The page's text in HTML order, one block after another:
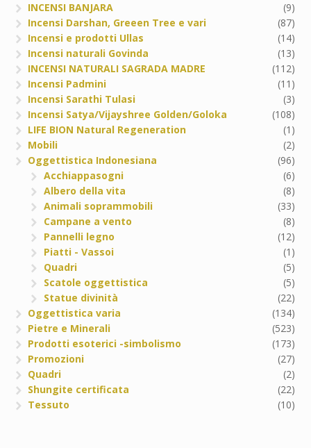
INCENSI BANJARA
(9)
Incensi Darshan, Greeen Tree e vari
(87)
Incensi e prodotti Ullas
(14)
Incensi naturali Govinda
(13)
INCENSI NATURALI SAGRADA MADRE
(112)
Incensi Padmini
(11)
Incensi Sarathi Tulasi
(3)
Incensi Satya/Vijayshree Golden/Goloka
(108)
LIFE BION Natural Regeneration
(1)
Mobili
(2)
Oggettistica Indonesiana
(96)
Acchiappasogni
(6)
Albero della vita
(8)
Animali soprammobili
(33)
Campane a vento
(8)
Pannelli legno
(12)
Piatti - Vassoi
(1)
Quadri
(5)
Scatole oggettistica
(5)
Statue divinità
(22)
Oggettistica varia
(134)
Pietre e Minerali
(523)
Prodotti esoterici -simbolismo
(173)
Promozioni
(27)
Quadri
(2)
Shungite certificata
(22)
Tessuto
(10)